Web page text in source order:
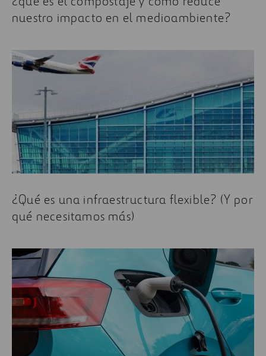
nuestro impacto en el medioambiente?
¿Qué es una infraestructura flexible? (Y por
qué necesitamos más)